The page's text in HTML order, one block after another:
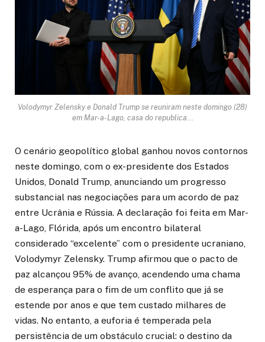
Volodymyr Zelensky e Donald Trump se reuniram neste domingo (28)
em Mar-a-Lago, casa do republica...
O cenário geopolítico global ganhou novos contornos
neste domingo, com o ex-presidente dos Estados
Unidos, Donald Trump, anunciando um progresso
substancial nas negociações para um acordo de paz
entre Ucrânia e Rússia. A declaração foi feita em Mar-
a-Lago, Flórida, após um encontro bilateral
considerado “excelente” com o presidente ucraniano,
Volodymyr Zelensky. Trump afirmou que o pacto de
paz alcançou 95% de avanço, acendendo uma chama
de esperança para o fim de um conflito que já se
estende por anos e que tem custado milhares de
vidas. No entanto, a euforia é temperada pela
persistência de um obstáculo crucial: o destino da